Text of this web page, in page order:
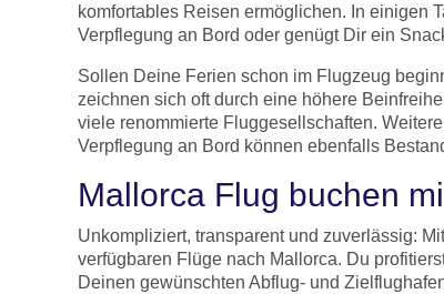
komfortables Reisen ermöglichen. In einigen
Verpflegung an Bord oder genügt Dir ein
Sollen Deine Ferien schon im Flugzeug
zeichnen sich oft durch eine höhere
viele renommierte Fluggesellschaften.
Verpflegung an Bord können ebenfalls
Mallorca Flug buchen
Unkompliziert, transparent und zuverlässig:
verfügbaren Flüge nach Mallorca. Du
Deinen gewünschten Abflug- und